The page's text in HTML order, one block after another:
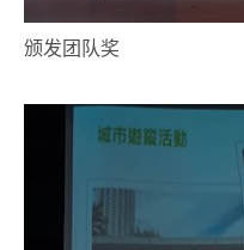
颁发团队奖